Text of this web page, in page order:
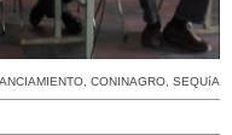
, CONINAGRO, SEQUíA